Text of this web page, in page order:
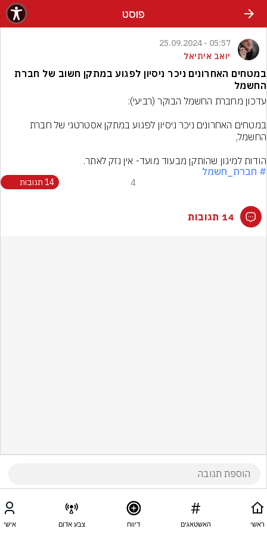
פוסט
05:57 - 25.09.2024
יואב איתיאל
במטחים האחרונים ניכר ניסיון לפגוע במתקן חשוב של חברת
החשמל
הודות למיגון שהותקן מבעוד מועד- אין נזק לאתר.
# חברת_חשמל
4 14 תגובות
14 תגובות
ראשי האשטאגים דיווח צבע אדום אישי